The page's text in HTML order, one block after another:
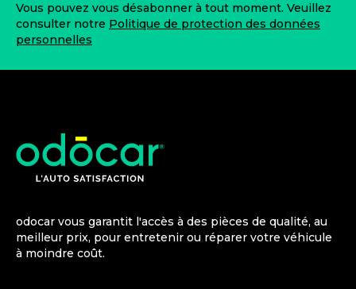
Vous pouvez vous désabonner à tout moment. Veuillez
consulter notre Politique de protection des données
personnelles
odocar vous garantit l'accès à des pièces de qualité, au
meilleur prix, pour entretenir ou réparer votre véhicule
à moindre coût.